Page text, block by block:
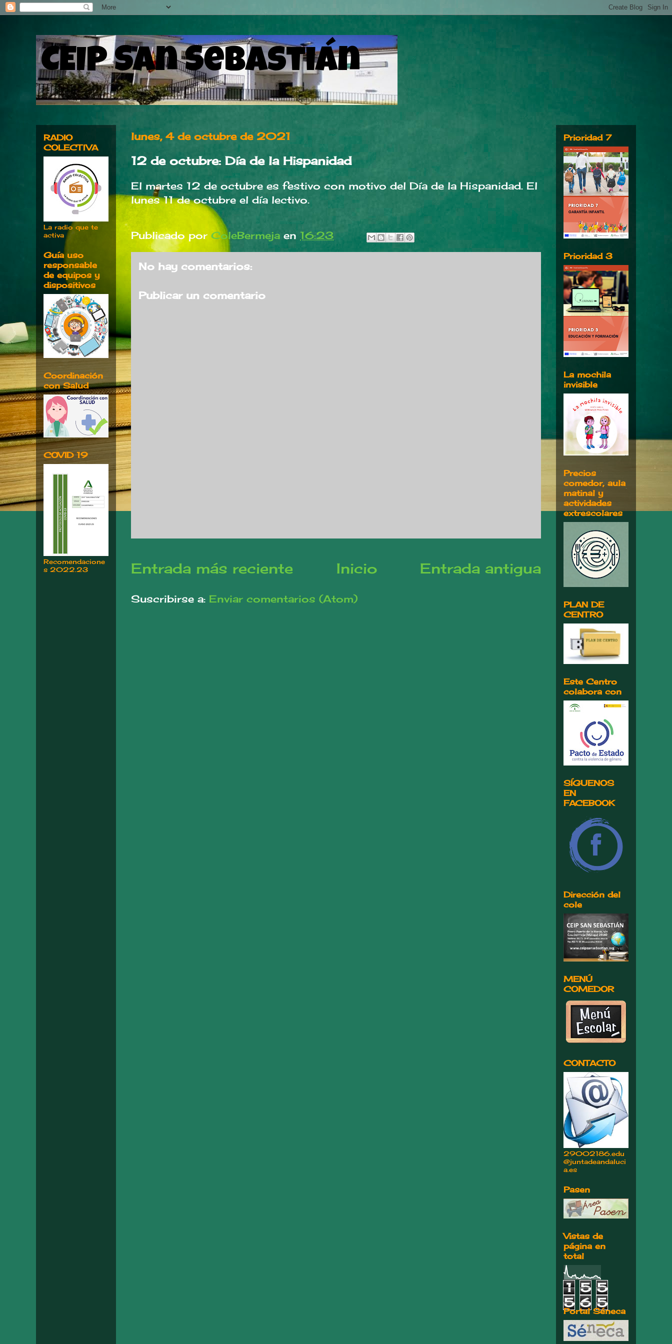
CEIP San Sebastián
lunes, 4 de octubre de 2021
12 de octubre: Día de la Hispanidad
El martes 12 de octubre es festivo con motivo del Día de la Hispanidad. El
lunes 11 de octubre el día lectivo.
Publicado por ColeBermeja en 16:23
No hay comentarios:
Publicar un comentario
Entrada más reciente Entrada antigua
Inicio
Suscribirse a: Enviar comentarios (Atom)
RADIO
COLECTIVA
La radio que te
activa
Guía uso
responsable
de equipos y
dispositivos
Coordinación
con Salud
COVID 19
Recomendacione
s 2022.23
Prioridad 7
Prioridad 3
La mochila
invisible
Precios
comedor, aula
matinal y
actividades
extrescolares
PLAN DE
CENTRO
Este Centro
colabora con
SÍGUENOS
EN
FACEBOOK
Dirección del
cole
MENÚ
COMEDOR
CONTACTO
29002186.edu
@juntadeandaluci
a.es
Pasen
Vistas de
página en
total
1 5 5
5 6 5
Portal Séneca